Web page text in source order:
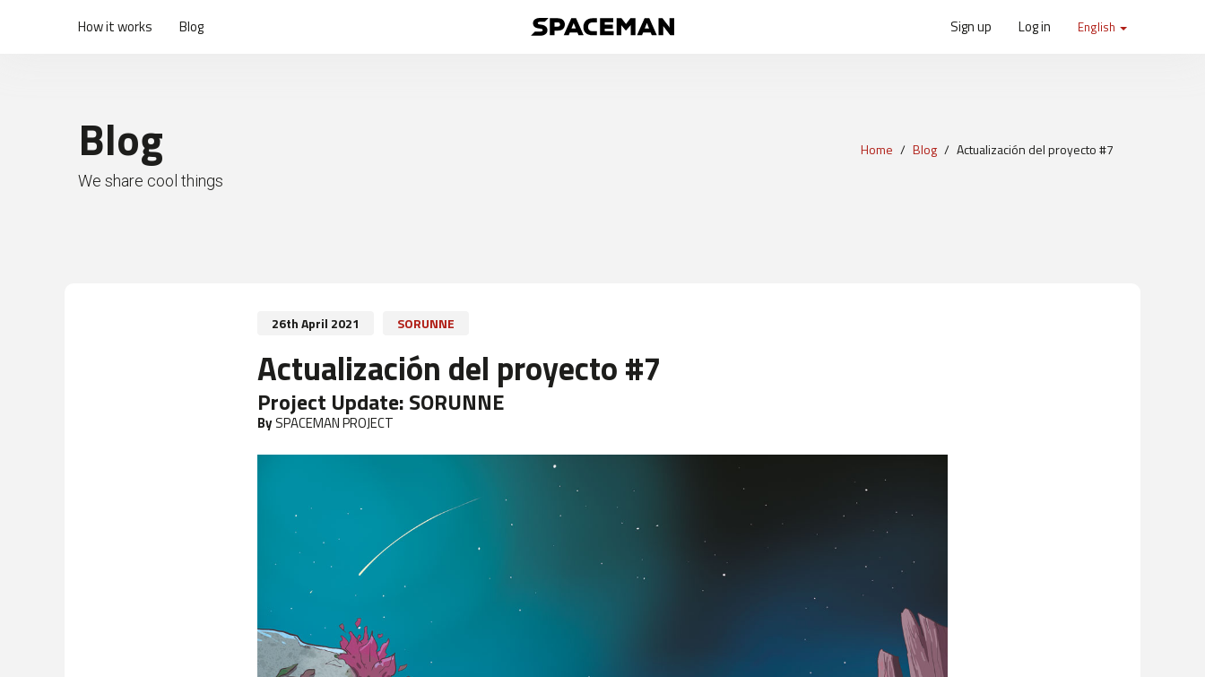
How it works Blog Sign up Log in English
Blog
We share cool things
Home Blog Actualización del proyecto #7
26th April 2021 SORUNNE
Actualización del proyecto #7
Project Update:SORUNNE
BySPACEMAN PROJECT